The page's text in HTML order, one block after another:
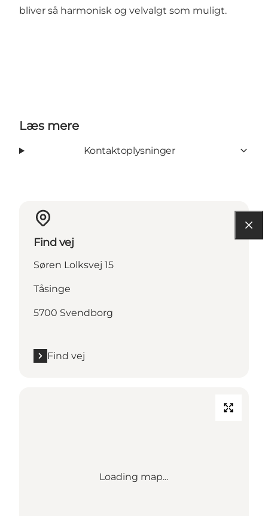
bliver så harmonisk og velvalgt som muligt.
Læs mere
Kontaktoplysninger
Find vej
Søren Lolksvej 15
Tåsinge
5700 Svendborg
Find vej
Loading map...